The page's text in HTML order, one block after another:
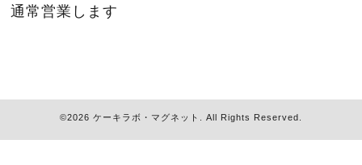
通常営業します
©2026 ケーキラボ・マグネット . All Rights Reserved.